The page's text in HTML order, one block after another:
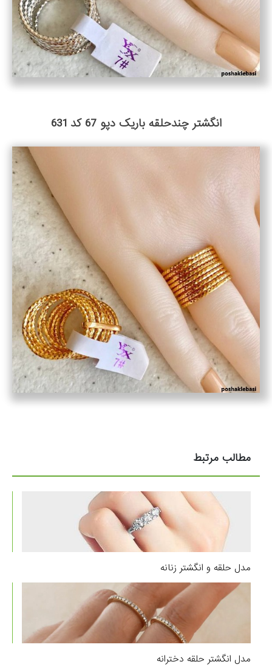
انگشتر چندحلقه باریک دپو 67 کد 631
مطالب مرتبط
مدل حلقه و انگشتر زنانه
مدل انگشتر حلقه دخترانه